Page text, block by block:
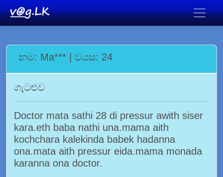
නම: Ma*** | වයස: 24
ගැටළුව
Doctor mata sathi 28 di pressur awith siser
kara.eth baba nathi una.mama aith
kochchara kalekinda babek hadanna
ona.mata aith pressur eida.mama monada
karanna ona doctor.